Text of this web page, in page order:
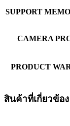
SUPPORT
CAMERA
PRODUCT
สินค้าที่เกี่ยวข้อง